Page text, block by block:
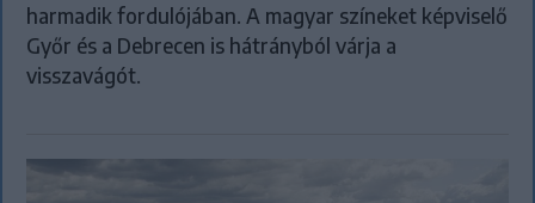
harmadik fordulójában. A magyar színeket képviselő
Győr és a Debrecen is hátrányból várja a
visszavágót.